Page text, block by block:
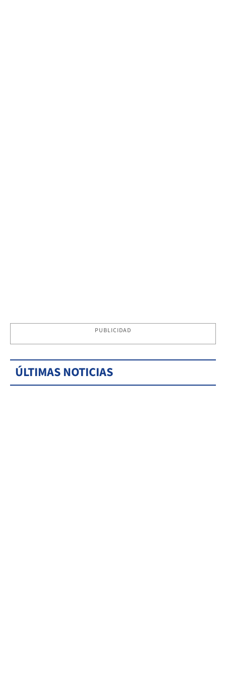
PUBLICIDAD
ÚLTIMAS NOTICIAS